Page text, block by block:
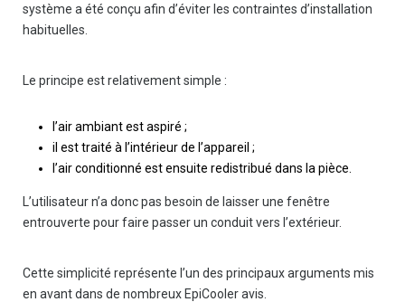
système a été conçu afin d’éviter les contraintes d’installation
habituelles.
Le principe est relativement simple :
l’air ambiant est aspiré ;
il est traité à l’intérieur de l’appareil ;
l’air conditionné est ensuite redistribué dans la pièce.
L’utilisateur n’a donc pas besoin de laisser une fenêtre
entrouverte pour faire passer un conduit vers l’extérieur.
Cette simplicité représente l’un des principaux arguments mis
en avant dans de nombreux EpiCooler avis.